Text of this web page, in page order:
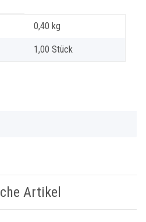
0,40 kg
1,00 Stück
Artikel